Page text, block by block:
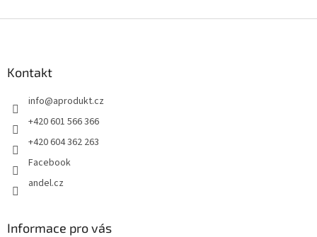
Kontakt
info@aprodukt.cz
+420 601 566 366
+420 604 362 263
Facebook
andel.cz
Informace pro vás